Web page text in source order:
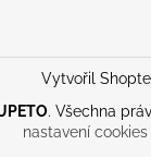
Vytvořil
. Všechna
nastavení cookies